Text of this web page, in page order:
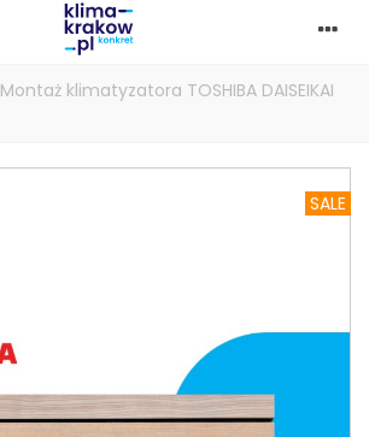
Montaż klimatyzatora TOSHIBA DAISEIKAI
SALE